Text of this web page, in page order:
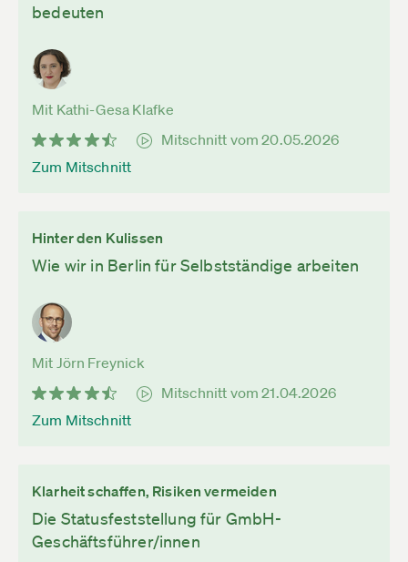
bedeuten
Mit Kathi-Gesa Klafke
Mitschnitt vom 20.05.2026
Zum Mitschnitt
Hinter den Kulissen
Wie wir in Berlin für Selbstständige arbeiten
Mit Jörn Freynick
Mitschnitt vom 21.04.2026
Zum Mitschnitt
Klarheit schaffen, Risiken vermeiden
Die Statusfeststellung für GmbH-
Geschäftsführer/innen